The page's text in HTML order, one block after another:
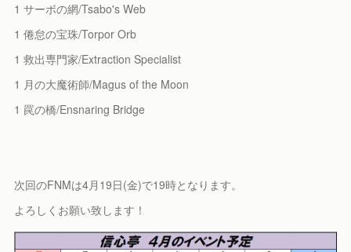
1 サーボの網/Tsabo's Web
1 倦怠の宝珠/Torpor Orb
1 救出専門家/Extraction Specialist
1 月の大魔術師/Magus of the Moon
1 罠の橋/Ensnaring Bridge
次回のFNMは4月19日(金)で19時となります。
よろしくお願い致します！